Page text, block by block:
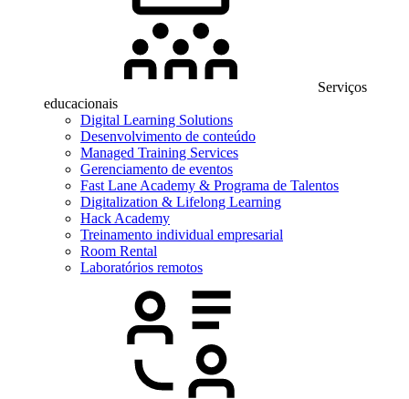
Serviços
educacionais
Digital Learning Solutions
Desenvolvimento de conteúdo
Managed Training Services
Gerenciamento de eventos
Fast Lane Academy & Programa de Talentos
Digitalization & Lifelong Learning
Hack Academy
Treinamento individual empresarial
Room Rental
Laboratórios remotos